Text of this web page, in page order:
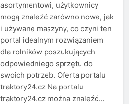
asortymentowi, użytkownicy
mogą znaleźć zarówno nowe, jak
i używane maszyny, co czyni ten
portal idealnym rozwiązaniem
dla rolników poszukujących
odpowiedniego sprzętu do
swoich potrzeb. Oferta portalu
traktory24.cz Na portalu
traktory24.cz można znaleźć…